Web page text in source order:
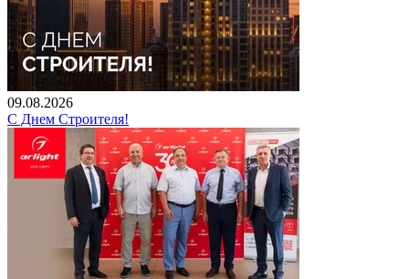
09.08.2026
С Днем Строителя!